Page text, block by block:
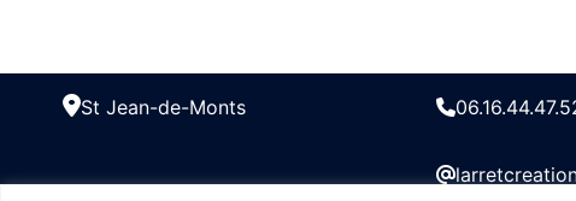
St Jean-de-Monts